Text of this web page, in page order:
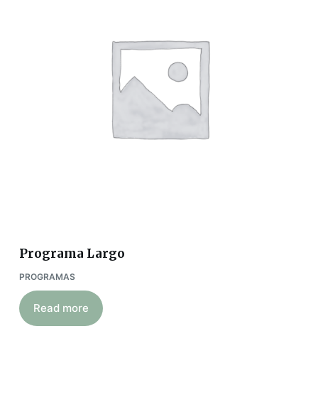
Programa Largo
PROGRAMAS
Read more